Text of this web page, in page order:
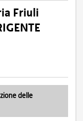
Friuli
delle